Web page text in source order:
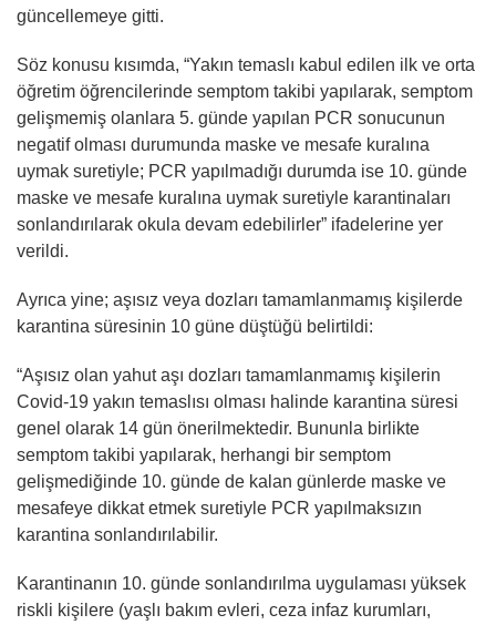
güncellemeye gitti.
Söz konusu kısımda, “Yakın temaslı kabul edilen ilk ve orta
öğretim öğrencilerinde semptom takibi yapılarak, semptom
gelişmemiş olanlara 5. günde yapılan PCR sonucunun
negatif olması durumunda maske ve mesafe kuralına
uymak suretiyle; PCR yapılmadığı durumda ise 10. günde
maske ve mesafe kuralına uymak suretiyle karantinaları
sonlandırılarak okula devam edebilirler” ifadelerine yer
verildi.
Ayrıca yine; aşısız veya dozları tamamlanmamış kişilerde
karantina süresinin 10 güne düştüğü belirtildi:
“Aşısız olan yahut aşı dozları tamamlanmamış kişilerin
Covid-19 yakın temaslısı olması halinde karantina süresi
genel olarak 14 gün önerilmektedir. Bununla birlikte
semptom takibi yapılarak, herhangi bir semptom
gelişmediğinde 10. günde de kalan günlerde maske ve
mesafeye dikkat etmek suretiyle PCR yapılmaksızın
karantina sonlandırılabilir.
Karantinanın 10. günde sonlandırılma uygulaması yüksek
riskli kişilere (yaşlı bakım evleri, ceza infaz kurumları,